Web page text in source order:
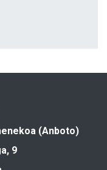
(Anboto)
9